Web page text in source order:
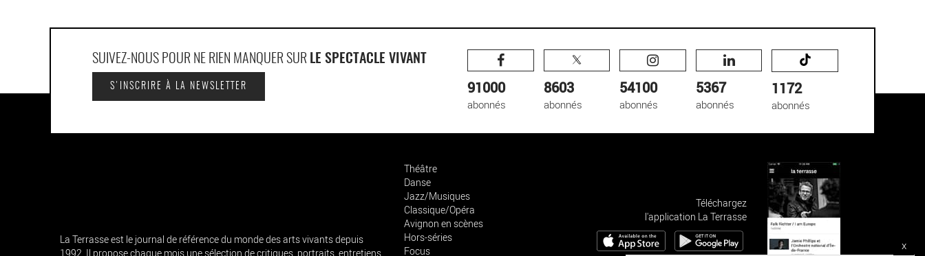
x
SUIVEZ-NOUS POUR NE RIEN MANQUER SUR LE SPECTACLE VIVANT
S'INSCRIRE À LA NEWSLETTER 91000
abonnés
8603
abonnés
54100
abonnés
5367
abonnés
1172
abonnés
La Terrasse est le journal de référence du monde des arts vivants depuis
1992. Il propose chaque mois une sélection de critiques, portraits, entretiens,
Théâtre
Danse
Jazz/Musiques
Classique/Opéra
Avignon en scènes
Hors-séries
Focus
Téléchargez
l'application La Terrasse